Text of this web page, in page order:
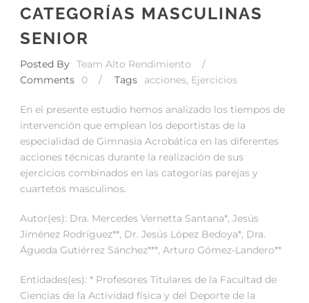
CATEGORÍAS MASCULINAS
SENIOR
Posted By Team Alto Rendimiento
/
Comments
0 / Tags acciones, Ejercicios
En el presente estudio hemos analizado los tiempos de
intervención que emplean los deportistas de la
especialidad de Gimnasia Acrobática en las diferentes
acciones técnicas durante la realización de sus
ejercicios combinados en las categorías parejas y
cuartetos masculinos.
Autor(es): Dra. Mercedes Vernetta Santana*, Jesús
Jiménez Rodríguez**, Dr. Jesús López Bedoya*, Dra.
Águeda Gutiérrez Sánchez***, Arturo Gómez-Landero**
Entidades(es): * Profesores Titulares de la Facultad de
Ciencias de la Actividad física y del Deporte de la